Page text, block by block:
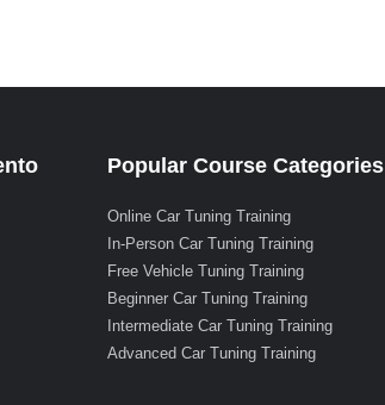
Popular Course Categories
Online Car Tuning Training
In-Person Car Tuning Training
Free Vehicle Tuning Training
Beginner Car Tuning Training
Intermediate Car Tuning Training
Advanced Car Tuning Training